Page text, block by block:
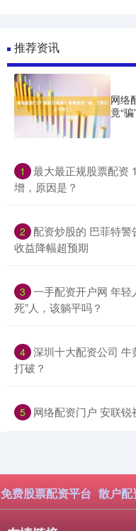
推荐资讯
网络
竟“
1
最大最正规股票配资
增，原因是？
2 配资炒股的 巴菲特
收益降幅超预期
3 一手配资开户网 年轻
死”人，该躺平吗？
4 深圳十大配资公司 牛
打破？
5 网络配资门户 安联
免费股票配资平台 散户配